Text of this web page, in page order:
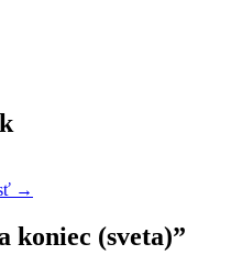
→
koniec (sveta)”